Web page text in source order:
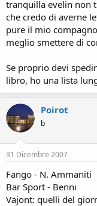
tranquilla evelin non
che credo di averne
pure il mio
meglio smettere di
Se proprio devi
libro, ho una lista
Poirot
b
31 Dicembre 2007
Fango - N. Ammaniti
Bar Sport - Benni
Vajont: quelli del